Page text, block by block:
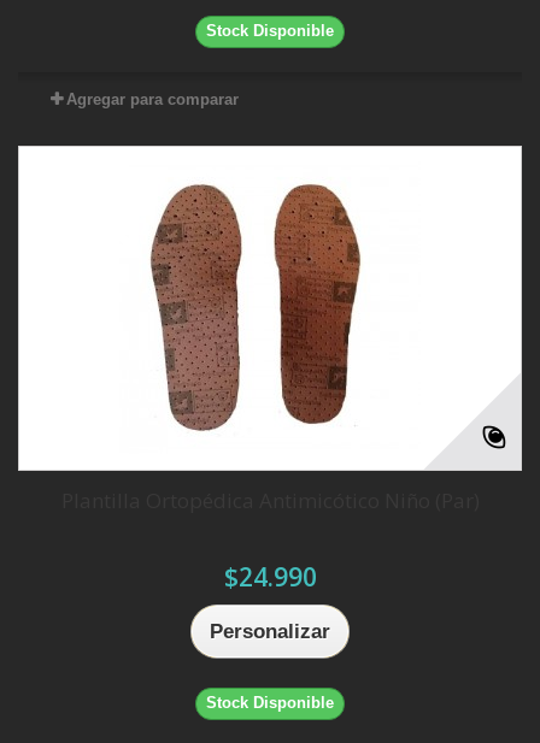
Stock Disponible
Agregar para comparar
$24.990
Personalizar
Stock Disponible